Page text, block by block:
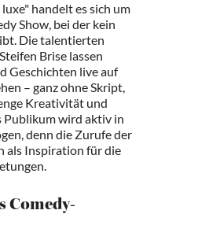
handelt es sich um
Show, bei der kein
Die talentierten
Brise lassen
Geschichten live auf
– ganz ohne Skript,
Kreativität und
Publikum wird aktiv in
denn die Zurufe der
als Inspiration für die
Comedy-